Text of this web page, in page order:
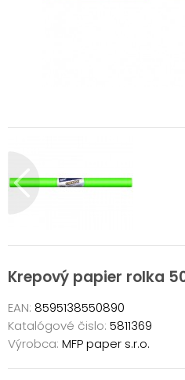
Krepový papier rolka
EAN: 8595138550890
Katalógové čislo: 5811369
Výrobca: MFP paper s.r.o.